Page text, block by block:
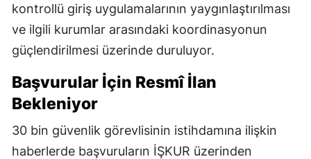
kontrollü giriş uygulamalarının yaygınlaştırılması
ve ilgili kurumlar arasındaki koordinasyonun
güçlendirilmesi üzerinde duruluyor.
Başvurular İçin Resmî İlan
Bekleniyor
30 bin güvenlik görevlisinin istihdamına ilişkin
haberlerde başvuruların İŞKUR üzerinden